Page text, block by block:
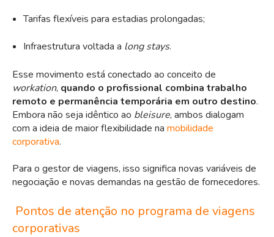
Tarifas flexíveis para estadias prolongadas;
Infraestrutura voltada a long stays.
Esse movimento está conectado ao conceito de
workation, quando o profissional combina trabalho
remoto e permanência temporária em outro destino.
Embora não seja idêntico ao bleisure, ambos dialogam
com a ideia de maior flexibilidade na mobilidade
corporativa.
Para o gestor de viagens, isso significa novas variáveis de
negociação e novas demandas na gestão de fornecedores.
Pontos de atenção no programa de viagens
corporativas